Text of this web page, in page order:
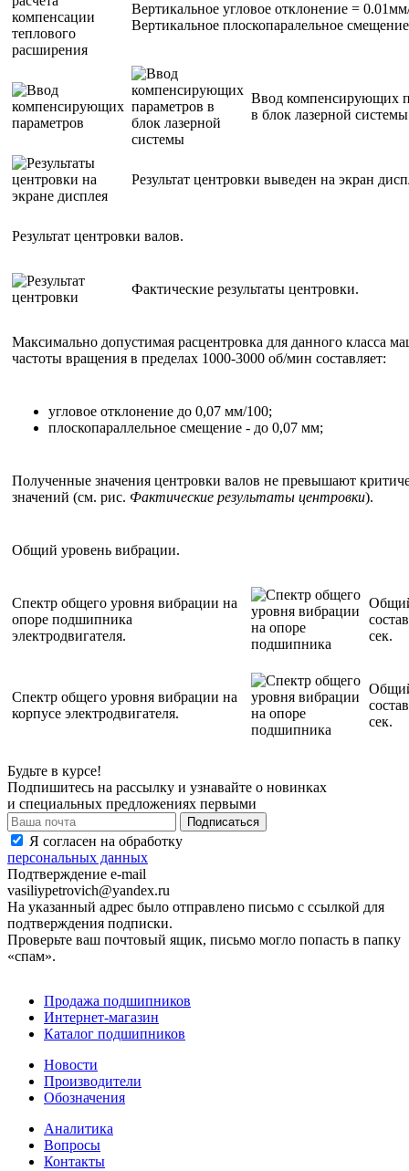
Вертикальное угловое отклонение =
Вертикальное плоскопаралельное
Ввод компенсирующих
в блок лазерной
Результат центровки выведен на экран
Результат центровки валов.
Фактические результаты центровки.
Максимально допустимая расцентровка для данного класса
частоты вращения в пределах 1000-3000 об/мин составляет:
угловое отклонение до 0,07 мм/100;
плоскопараллельное смещение - до 0,07 мм;
Полученные значения центровки валов не превышают
значений (см. рис. Фактические результаты центровки).
Общий уровень вибрации.
Спектр общего уровня вибрации на
опоре подшипника
электродвигателя.
сек.
Спектр общего уровня вибрации на
корпусе электродвигателя.
сек.
Будьте в курсе!
Подпишитесь на рассылку и узнавайте о новинках
и специальных предложениях первыми
Я согласен на обработку
персональных данных
Подтверждение e-mail
vasiliypetrovich@yandex.ru
На указанный адрес было отправлено письмо с ссылкой для
подтверждения подписки.
Проверьте ваш почтовый ящик, письмо могло попасть в папку
«спам».
Продажа подшипников
Интернет-магазин
Каталог подшипников
Новости
Производители
Обозначения
Аналитика
Вопросы
Контакты